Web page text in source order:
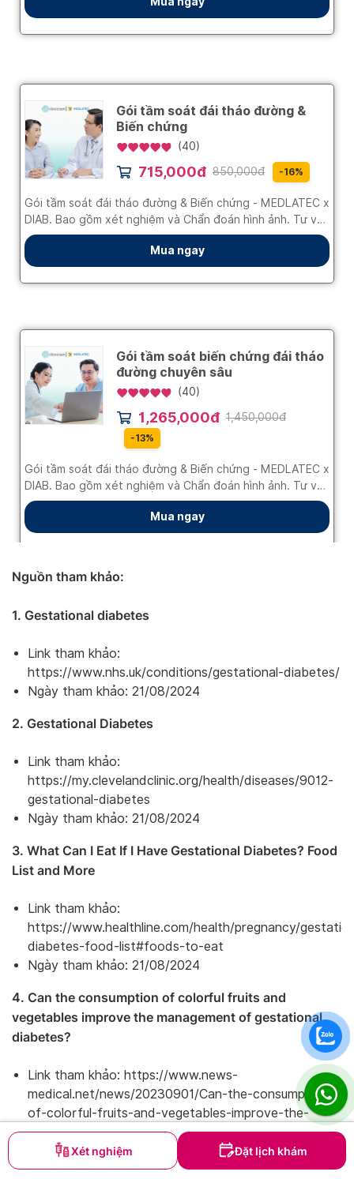
Xét nghiệm Đặt lịch khám
Nguồn tham khảo:
1. Gestational diabetes
Link tham khảo:
https://www.nhs.uk/conditions/gestational-diabetes/
Ngày tham khảo: 21/08/2024
2. Gestational Diabetes
Link tham khảo:
https://my.clevelandclinic.org/health/diseases/9012-
gestational-diabetes
Ngày tham khảo: 21/08/2024
3. What Can I Eat If I Have Gestational Diabetes? Food
List and More
Link tham khảo:
https://www.healthline.com/health/pregnancy/
diabetes-food-list#foods-to-eat
Ngày tham khảo: 21/08/2024
4. Can the consumption of colorful fruits and
vegetables improve the management of gestational
diabetes?
Link tham khảo: https://www.news-
medical.net/news/20230901/Can-the-consumption-
of-colorful-fruits-and-vegetables-improve-the-
management-of-gestational-diabetes.aspx
Ngày tham khảo: 21/08/2024